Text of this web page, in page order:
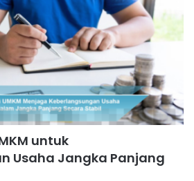
untuk
Usaha Jangka Panjang